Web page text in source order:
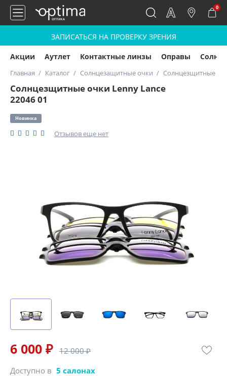
0
ЗАПИСАТЬСЯ НА ПРОВЕРКУ ЗРЕНИЯ
Акции Аутлет Контактные линзы Оправы
Главная Каталог Солнцезащитные очки Солнцезщитные
Солнцезщитные очки Lenny Lance
22046 01
Новинка
Отзывов еще нет
6 000 ₽ 12 000 ₽
Доступно в 5 салонах